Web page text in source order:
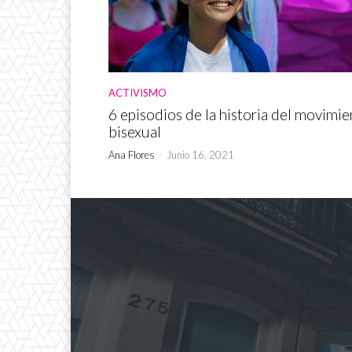
ACTIVISMO
6 episodios de la historia del
bisexual
Ana Flores - Junio 16, 2021